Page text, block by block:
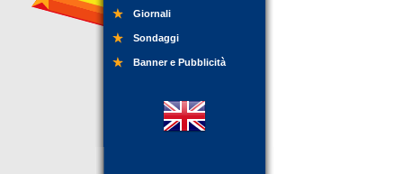
Giornali
Sondaggi
Banner e Pubblicità